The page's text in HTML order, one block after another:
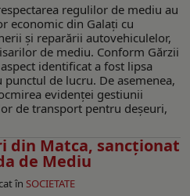
regulilor de mediu au
economic din Galați cu
și reparării autovehiculelor,
de mediu. Conform Gărzii
identificat a fost lipsa
de lucru. De asemenea,
evidenței gestiunii
de transport pentru deșeuri,
din Matca, sancționat
de Mediu
în SOCIETATE